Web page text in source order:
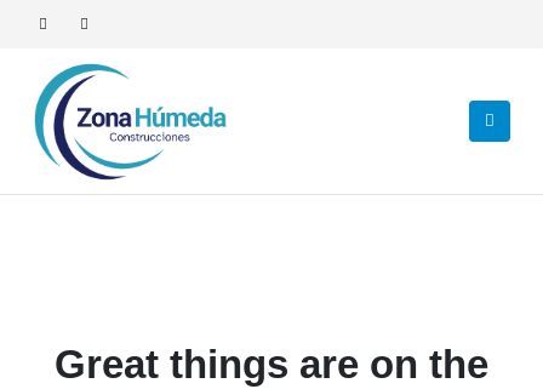
Great things are on the